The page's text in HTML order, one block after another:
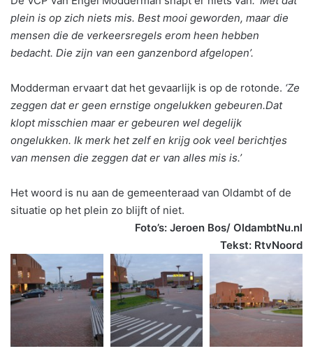
plein is op zich niets mis. Best mooi geworden, maar die
mensen die de verkeersregels erom heen hebben
bedacht. Die zijn van een ganzenbord afgelopen’.
Modderman ervaart dat het gevaarlijk is op de rotonde. ‘Ze
zeggen dat er geen ernstige ongelukken gebeuren.Dat
klopt misschien maar er gebeuren wel degelijk
ongelukken. Ik merk het zelf en krijg ook veel berichtjes
van mensen die zeggen dat er van alles mis is.’
Het woord is nu aan de gemeenteraad van Oldambt of de
situatie op het plein zo blijft of niet.
Foto’s: Jeroen Bos/ OldambtNu.nl
Tekst: RtvNoord